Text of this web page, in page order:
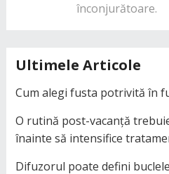
înconjurătoare.
Ultimele Articole
Cum alegi fusta potrivită în
O rutină post-vacanță
înainte să intensifice
Difuzorul poate defini